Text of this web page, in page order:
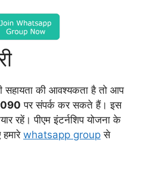
सहायता की आवश्यकता है तो आप
पर संपर्क कर सकते हैं। इस
रहें। पीएम इंटर्नशिप योजना के
whatsapp group से